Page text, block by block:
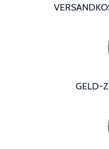
GELD-